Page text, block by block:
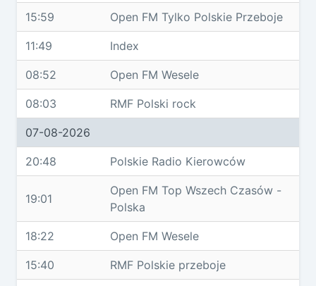
15:59 Open FM Tylko Polskie Przeboje
11:49 Index
08:52 Open FM Wesele
08:03 RMF Polski rock
07-08-2026
20:48 Polskie Radio Kierowców
19:01
Open FM Top Wszech Czasów -
Polska
18:22 Open FM Wesele
15:40 RMF Polskie przeboje